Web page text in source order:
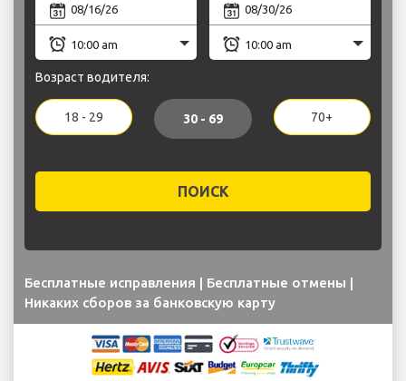
Возраст водителя:
18 - 29 30 - 69 70+
ПОИСК
Бесплатные исправления | Бесплатные отмены |
Никаких сборов за банковскую карту